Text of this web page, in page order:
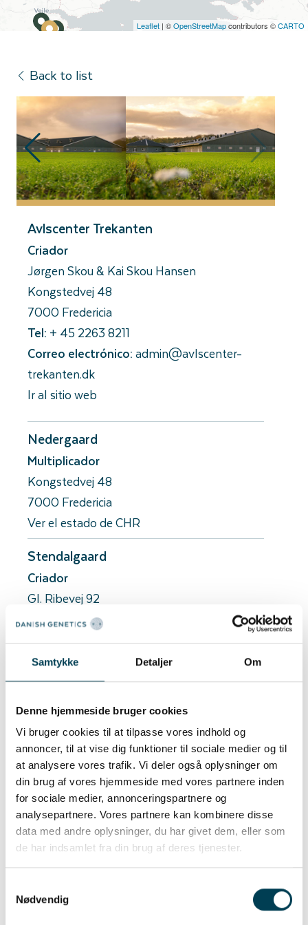
Samtykke Detaljer Om
Denne hjemmeside bruger cookies
Vi bruger cookies til at tilpasse vores indhold og
annoncer, til at vise dig funktioner til sociale medier og til
at analysere vores trafik. Vi deler også oplysninger om
din brug af vores hjemmeside med vores partnere inden
for sociale medier, annonceringspartnere og
analysepartnere. Vores partnere kan kombinere disse
data med andre oplysninger, du har givet dem, eller som
de har indsamlet fra din brug af deres tjenester.
Nødvendig
Back to list
Avlscenter Trekanten
Criador
​Jørgen Skou & Kai Skou Hansen
Kongstedvej 48
7000 Fredericia
Tel: + 45 2263 8211
Correo electrónico:admin@avlscenter-
trekanten.dk
Ir al sitio web
Nedergaard
Multiplicador
Kongstedvej 48
7000 Fredericia
Ver el estado de CHR
Stendalgaard
Criador
Gl. Ribevej 92
7000 Fredericia
Ver el estado de CHR
Lykkeskovgaard
Frifeltvej 115
7000 Fredericia
Ver el estado de CHR
Trekanten Fyn
Multiplicador
Ålemarksgyden 67
5270 Odense N
Ver el estado de CHR
Leaflet | ©OpenStreetMapcontributors ©CARTO